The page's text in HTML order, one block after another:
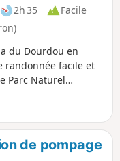
: 2h 35
Facile
du Dourdou en
randonnée facile et
Parc Naturel
de pompage